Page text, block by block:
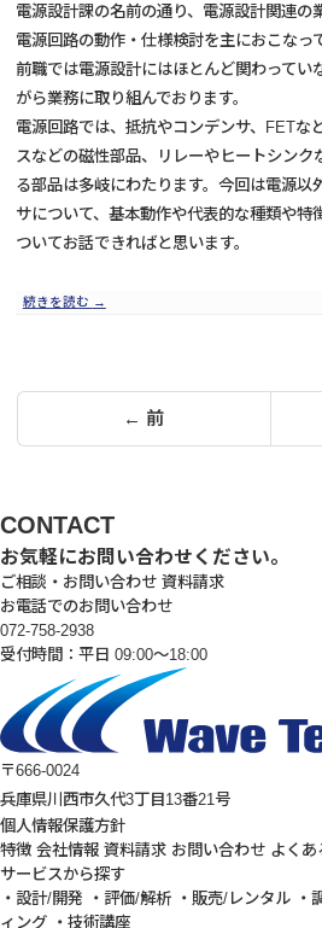
電源設計課の名前の通り、電源設計関連の
電源回路の動作・仕様検討を主におこなっ
前職では電源設計にはほとんど関わってい
がら業務に取り組んでおります。
電源回路では、抵抗やコンデンサ、FETな
スなどの磁性部品、リレーやヒートシンク
る部品は多岐にわたります。今回は電源以
サについて、基本動作や代表的な種類や特
ついてお話できればと思います。
続きを読む →
稿
ペ
ー
ジ
送
り
← 前
CONTACT
お気軽にお問い合わせください。
ご相談・お問い合わせ 資料請求
お電話でのお問い合わせ
072-758-2938
受付時間：平日 09:00～18:00
〒666-0024
兵庫県川西市久代3丁目13番21号
個人情報保護方針
特徴 会社情報 資料請求 お問い合わせ よくあ
サービスから探す
・設計/開発
・評価/解析 ・販売/レンタル ・
ィング ・技術講座